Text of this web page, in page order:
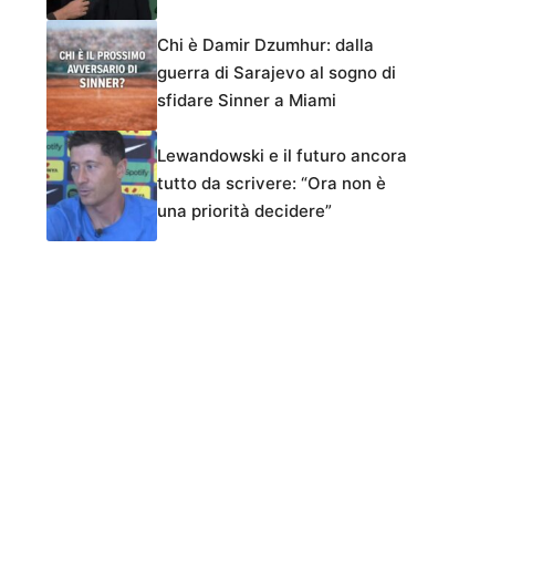
Chi è Damir Dzumhur: dalla
guerra di Sarajevo al sogno di
sfidare Sinner a Miami
Lewandowski e il futuro ancora
tutto da scrivere: “Ora non è
una priorità decidere”